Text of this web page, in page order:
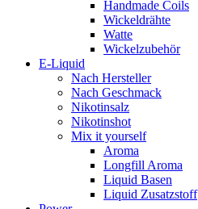
Handmade Coils
Wickeldrähte
Watte
Wickelzubehör
E-Liquid
Nach Hersteller
Nach Geschmack
Nikotinsalz
Nikotinshot
Mix it yourself
Aroma
Longfill Aroma
Liquid Basen
Liquid Zusatzstoff